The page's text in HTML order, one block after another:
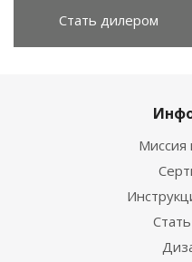
Стать дилером
Миссия